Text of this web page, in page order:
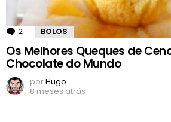
2 Comentários
BOLOS
Os Melhores Queques de
Chocolate do Mundo
porHugo
8 meses atrás